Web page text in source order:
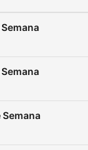
Semana